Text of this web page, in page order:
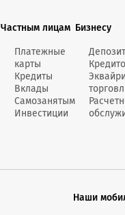
Частным лицам
Платежные
карты
Кредиты
Вклады
Самозанятым
Инвестиции
Бизнесу
Наши